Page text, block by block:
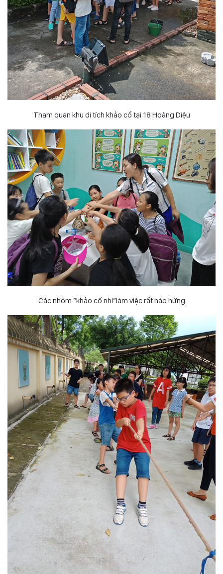
Tham quan khu di tích khảo cổ tại 18 Hoàng Diệu
Các nhóm “khảo cổ nhí”làm việc rất hào hứng